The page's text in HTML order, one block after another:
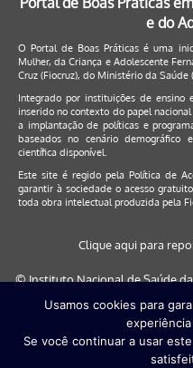
e do
O Portal de Boas Práticas é uma
Mulher, da Criança e Adolescente
Cruz (Fiocruz), do Ministério da Saúde
Integrado por instituições de
inserido no contexto do papel
a implantação de políticas e
baseados no cenário demográfico
científica disponível.
Este site é regido pela Política de
garantir à sociedade o acesso
toda obra intelectual produzida pela
Clique aqui para
© Instituto Nacional de Saúde
Este site será melhor
partir da versão 30) | Internet
a partir
Usamos cookies para
Se você continuar a usar